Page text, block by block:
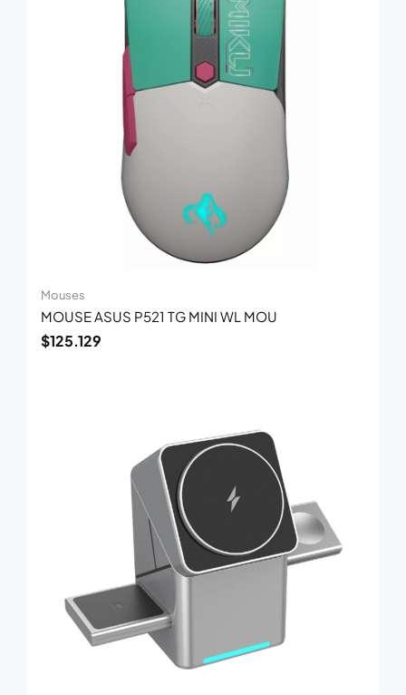
Mouses
MOUSE ASUS P521 TG MINI WL MOU
$125.129